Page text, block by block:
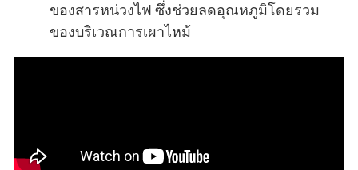
ของสารหน่วงไฟ ซึ่งช่วยลดอุณหภูมิโดยรวม
ของบริเวณการเผาไหม้